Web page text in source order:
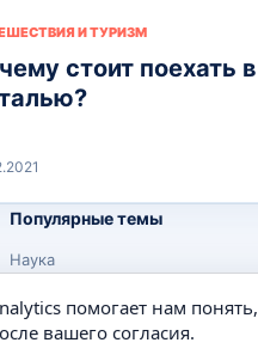
И ТУРИЗМ
стоит поехать в
Популярные темы
Наука
Животные
помогает нам
вашего согласия.